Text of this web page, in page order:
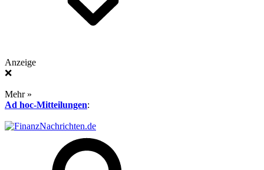
Anzeige
❌
Mehr »
Ad hoc-Mitteilungen: